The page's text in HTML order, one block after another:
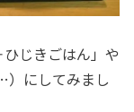
じきごはん」や
にしてみまし